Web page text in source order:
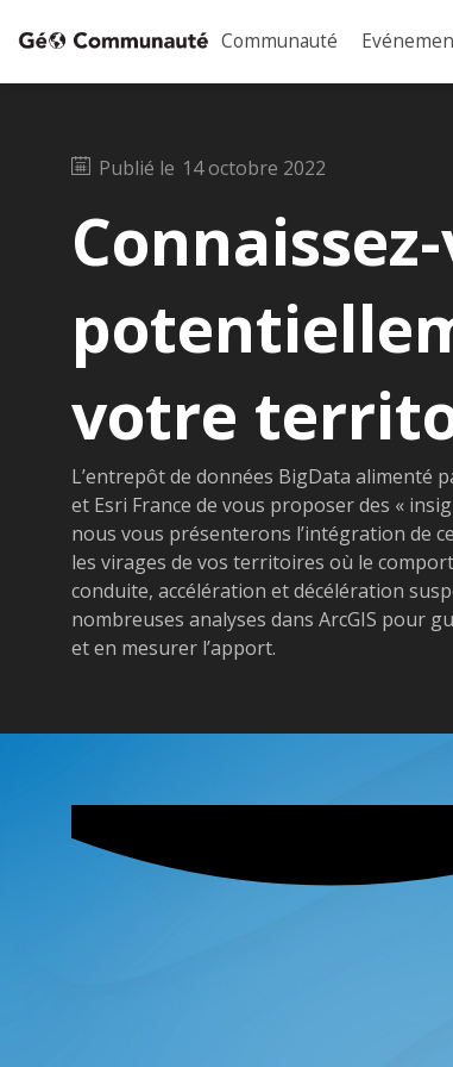
Communauté
Publié le 14 octobre 2022
votre
L’entrepôt de données BigData alimenté
et Esri France de vous proposer des «
nous vous présenterons l’intégration de
les virages de vos territoires où le
conduite, accélération et décélération
nombreuses analyses dans ArcGIS pour
et en mesurer l’apport.